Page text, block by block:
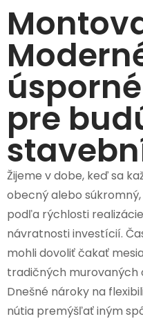
pre
Žijeme v dobe, keď sa
obecný alebo
podľa rýchlosti
návratnosti investícií.
mohli dovoliť čakať
tradičných murovaných
Dnešné nároky na
nútia premýšľať iným